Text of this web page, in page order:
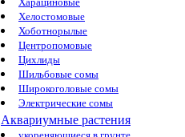
Хелостомовые
Хоботнорылые
Центропомовые
Цихлиды
Шильбовые сомы
Широкоголовые сомы
Электрические сомы
Аквариумные растения